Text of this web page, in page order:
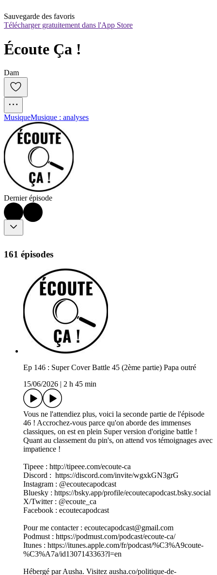
Sauvegarde des favoris
Télécharger gratuitement dans l'App Store
Écoute Ça !
Dam
MusiqueMusique : analyses
Dernier épisode
161 épisodes
Ep 146 : Super Cover Battle 45 (2ème partie) Papa outré
15/06/2026
2 h 45 min
Vous ne l'attendiez plus, voici la seconde partie de l'épisode
46 ! Accrochez-vous parce qu'on aborde des immenses
classiques, on est en plein Super version d'origine battle !
Quant au classement du pin's, on attend vos témoignages avec
impatience !
Tipeee : http://tipeee.com/ecoute-ca
Discord : https://discord.com/invite/wgxkGN3grG
Instagram : @ecoutecapodcast
Bluesky : https://bsky.app/profile/ecoutecapodcast.bsky.social
X/Twitter : @ecoute_ca
Facebook : ecoutecapodcast
Pour me contacter : ecoutecapodcast@gmail.com
Podmust : https://podmust.com/podcast/ecoute-ca/
Itunes : https://itunes.apple.com/fr/podcast/%C3%A9coute-
%C3%A7a/id1307143363?l=en
Hébergé par Ausha. Visitez ausha.co/politique-de-